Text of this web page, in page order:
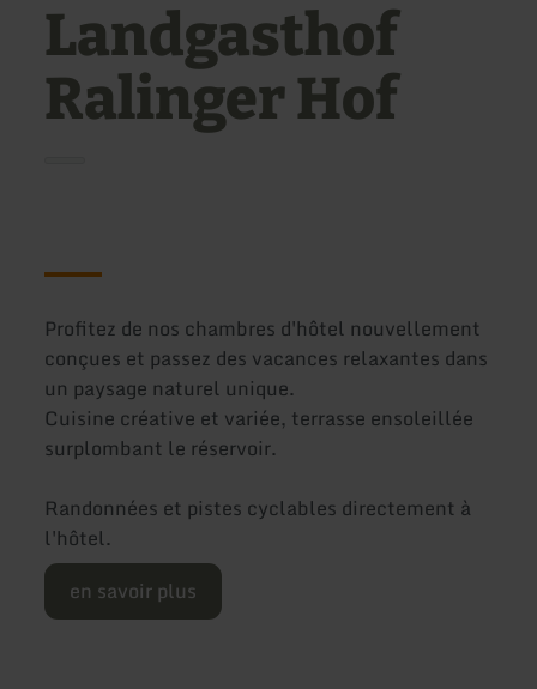
Landgasthof
Ralinger Hof
Profitez de nos chambres d'hôtel nouvellement
conçues et passez des vacances relaxantes dans
un paysage naturel unique.
Cuisine créative et variée, terrasse ensoleillée
surplombant le réservoir.
Randonnées et pistes cyclables directement à
l'hôtel.
en savoir plus